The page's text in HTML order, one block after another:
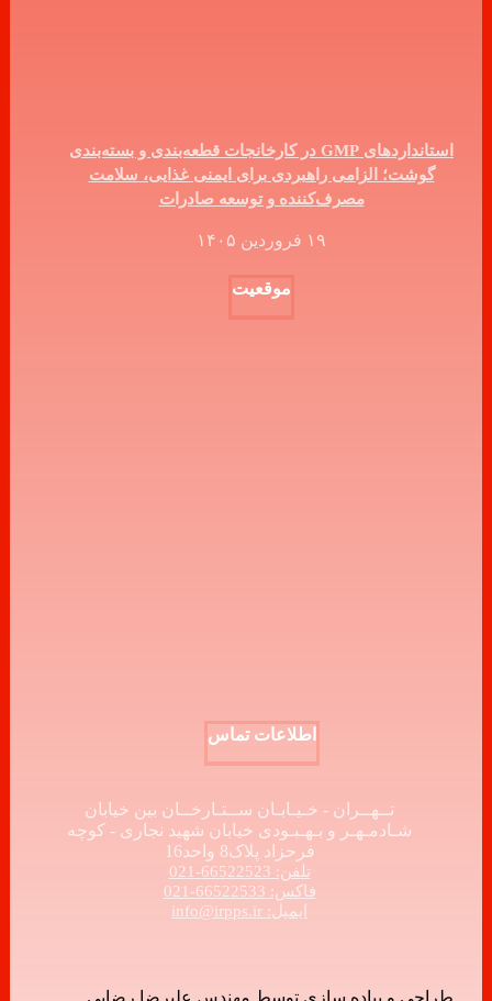
استانداردهای GMP در کارخانجات قطعه‌بندی و بسته‌بندی
گوشت؛ الزامی راهبردی برای ایمنی غذایی، سلامت
مصرف‌کننده و توسعه صادرات
۱۹ فروردین ۱۴۰۵
موقعیت
اطلاعات تماس
تــهــران - خـیـابـان ســتـارخــان بین خیابان
شـادمـهـر و بـهـبـودی خیابان شهید نجاری - کوچه
فرحزاد پلاک8 واحد16
تلفن: 66522523-021
فاکس: 66522533-021
ایمیل: info@irpps.ir
طراحی و پیاده سازی توسط مهندس علیرضا رضایی